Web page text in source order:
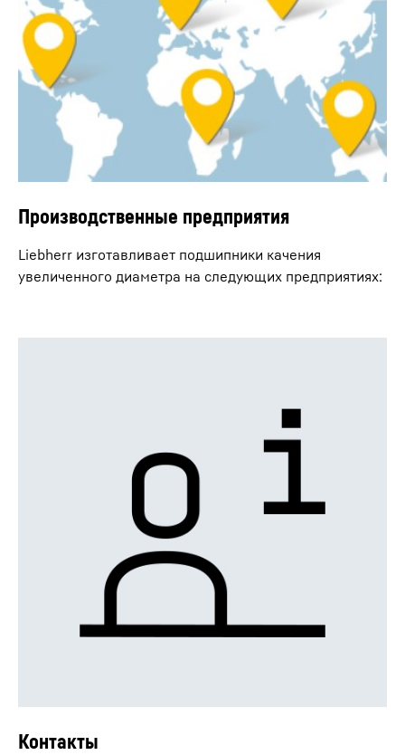
Производственные предприятия
Liebherr изготавливает подшипники качения
увеличенного диаметра на следующих предприятиях:
Контакты